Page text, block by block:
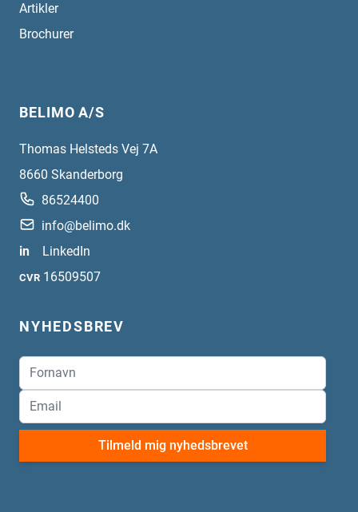
Artikler
Brochurer
BELIMO A/S
Thomas Helsteds Vej 7A
8660 Skanderborg
86524400
info@belimo.dk
in
LinkedIn
CVR 16509507
NYHEDSBREV
Tilmeld mig nyhedsbrevet